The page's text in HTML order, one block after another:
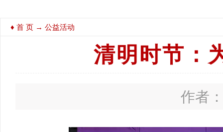
♦ 首 页 → 公益活动
清明时节：
作者